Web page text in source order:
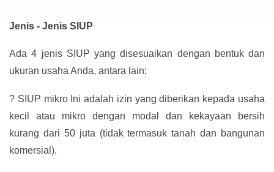
Jenis - Jenis SIUP
Ada 4 jenis SIUP yang disesuaikan dengan bentuk dan
ukuran usaha Anda, antara lain:
? SIUP mikro Ini adalah izin yang diberikan kepada usaha
kecil atau mikro dengan modal dan kekayaan bersih
kurang dari 50 juta (tidak termasuk tanah dan bangunan
komersial).